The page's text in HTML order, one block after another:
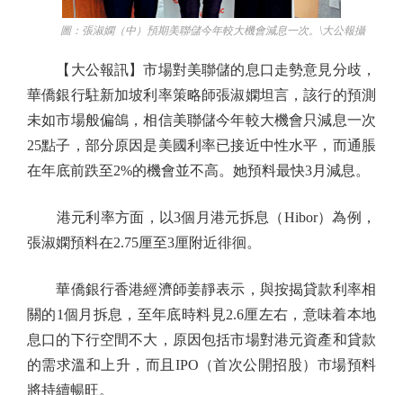
圖：張淑嫻（中）預期美聯儲今年較大機會減息一次。\大公報攝
【大公報訊】市場對美聯儲的息口走勢意見分歧，
華僑銀行駐新加坡利率策略師張淑嫻坦言，該行的預測
未如市場般偏鴿，相信美聯儲今年較大機會只減息一次
25點子，部分原因是美國利率已接近中性水平，而通脹
在年底前跌至2%的機會並不高。她預料最快3月減息。
港元利率方面，以3個月港元拆息（Hibor）為例，
張淑嫻預料在2.75厘至3厘附近徘徊。
華僑銀行香港經濟師姜靜表示，與按揭貸款利率相
關的1個月拆息，至年底時料見2.6厘左右，意味着本地
息口的下行空間不大，原因包括市場對港元資產和貸款
的需求溫和上升，而且IPO（首次公開招股）市場預料
將持續暢旺。